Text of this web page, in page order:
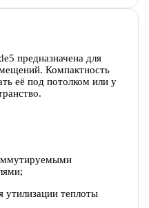
предназначена для
Компактность
её под потолком или у
утилизации теплоты